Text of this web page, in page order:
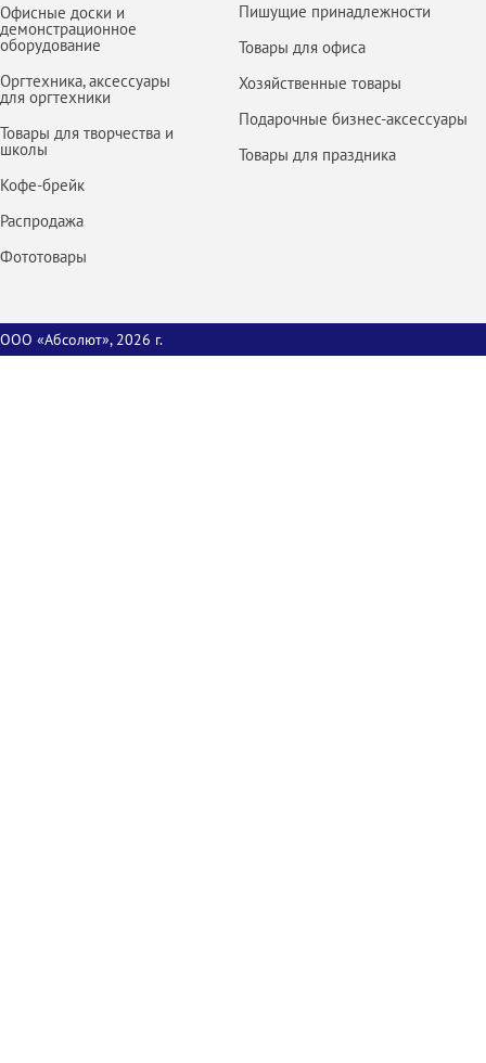
Офисные доски и
демонстрационное
оборудование
Оргтехника, аксессуары
для оргтехники
Товары для творчества и
школы
Кофе-брейк
Распродажа
Фототовары
Пишущие принадлежности
Товары для офиса
Хозяйственные товары
Подарочные бизнес-аксессуары
Товары для праздника
ООО «Абсолют», 2026 г.